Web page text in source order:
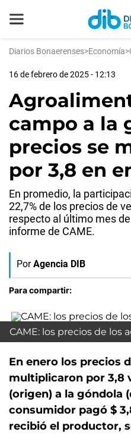
Diarios Bonaerenses>Economía>
16 de febrero de 2025 - 12:13
campo a la
precios se
por 3,8 en
En promedio, la
22,7% de los precios de
respecto al último mes
informe de CAME.
Por Agencia DIB
Para compartir:
CAME: los precios de los
En enero los precios
multiplicaron por 3,8
(origen) a la góndola
consumidor pagó $
recibió el productor,